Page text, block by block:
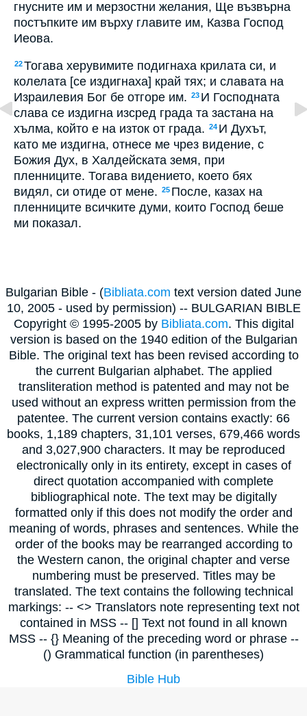
гнусните им и мерзостни желания, Ще възвърна
постъпките им върху главите им, Казва Господ
Иеова.
22Тогава херувимите подигнаха крилата си, и
колелата [се издигнаха] край тях; и славата на
Израилевия Бог бе отгоре им. 23 И Господната
слава се издигна изсред града та застана на
хълма, който е на изток от града. 24 И Духът,
като ме издигна, отнесе ме чрез видение, с
Божия Дух, в Халдейската земя, при
пленниците. Тогава видението, което бях
видял, си отиде от мене. 25 После, казах на
пленниците всичките думи, които Господ беше
ми показал.
Bulgarian Bible - (Bibliata.com text version dated June
10, 2005 - used by permission) -- BULGARIAN BIBLE
Copyright © 1995-2005 by Bibliata.com. This digital
version is based on the 1940 edition of the Bulgarian
Bible. The original text has been revised according to
the current Bulgarian alphabet. The applied
transliteration method is patented and may not be
used without an express written permission from the
patentee. The current version contains exactly: 66
books, 1,189 chapters, 31,101 verses, 679,466 words
and 3,027,900 characters. It may be reproduced
electronically only in its entirety, except in cases of
direct quotation accompanied with complete
bibliographical note. The text may be digitally
formatted only if this does not modify the order and
meaning of words, phrases and sentences. While the
order of the books may be rearranged according to
the Western canon, the original chapter and verse
numbering must be preserved. Titles may be
translated. The text contains the following technical
markings: -- <> Translators note representing text not
contained in MSS -- [] Text not found in all known
MSS -- {} Meaning of the preceding word or phrase --
() Grammatical function (in parentheses)
Bible Hub